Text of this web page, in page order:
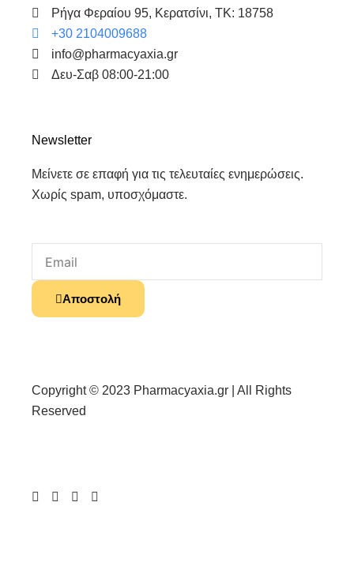
Ρήγα Φεραίου 95, Κερατσίνι, ΤΚ: 18758
+30 2104009688
info@pharmacyaxia.gr
Δευ-Σαβ 08:00-21:00
Newsletter
Μείνετε σε επαφή για τις τελευταίες ενημερώσεις.
Χωρίς spam, υποσχόμαστε.
Αποστολή
Copyright © 2023 Pharmacyaxia.gr | All Rights
Reserved